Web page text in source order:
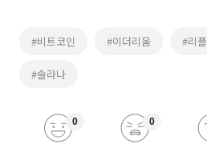
#비트코인 #이더리움 #리플
#솔라나
0 0